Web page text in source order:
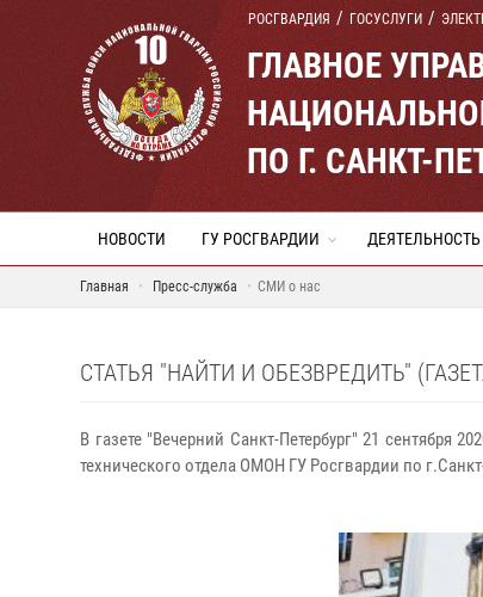
РОСГВАРДИЯ ГОСУСЛУГИ
ГЛАВНОЕ
ПО Г. САНКТ-
НОВОСТИ ГУ РОСГВАРДИИ ДЕЯТЕЛЬНОСТЬ
Главная Пресс-служба СМИ о нас
СТАТЬЯ "НАЙТИ И ОБЕЗВРЕДИТЬ"
В газете "Вечерний Санкт-Петербург" 21 сентября
технического отдела ОМОН ГУ Росгвардии по